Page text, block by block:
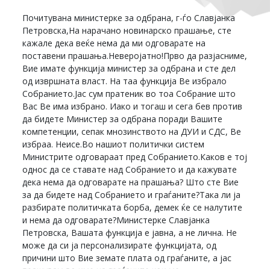
Почитувана министерке за одбрана, г-ѓо Славјанка
Петровска,На нарачано новинарско прашање, сте
кажале дека веќе нема да ми одговарате на
поставени прашања.Неверојатно!Прво да разјасниме,
Вие имате функција министер за одбрана и сте дел
од извршната власт. На таа функција Ве избрало
Собранието.Јас сум пратеник во тоа Собрание што
Вас Ве има избрано. Иако и тогаш и сега бев против
да бидете Министер за одбрана поради Вашите
компетенции, сепак мнозинството на ДУИ и СДС, Ве
избраа. Неисе.Во нашиот политички систем
Министрите одговараат пред Собранието.Каков е тој
однос да се ставате над Собранието и да кажувате
дека нема да одговарате на прашања? Што сте Вие
за да бидете над Собранието и граѓаните?Така ли ја
разбирате политичката борба, демек ќе се налутите
и нема да одговарате?Министерке Славјанка
Петровска, Вашата функција е јавна, а не лична. Не
може да си ја персонализирате функцијата, од
причини што Вие земате плата од граѓаните, а јас